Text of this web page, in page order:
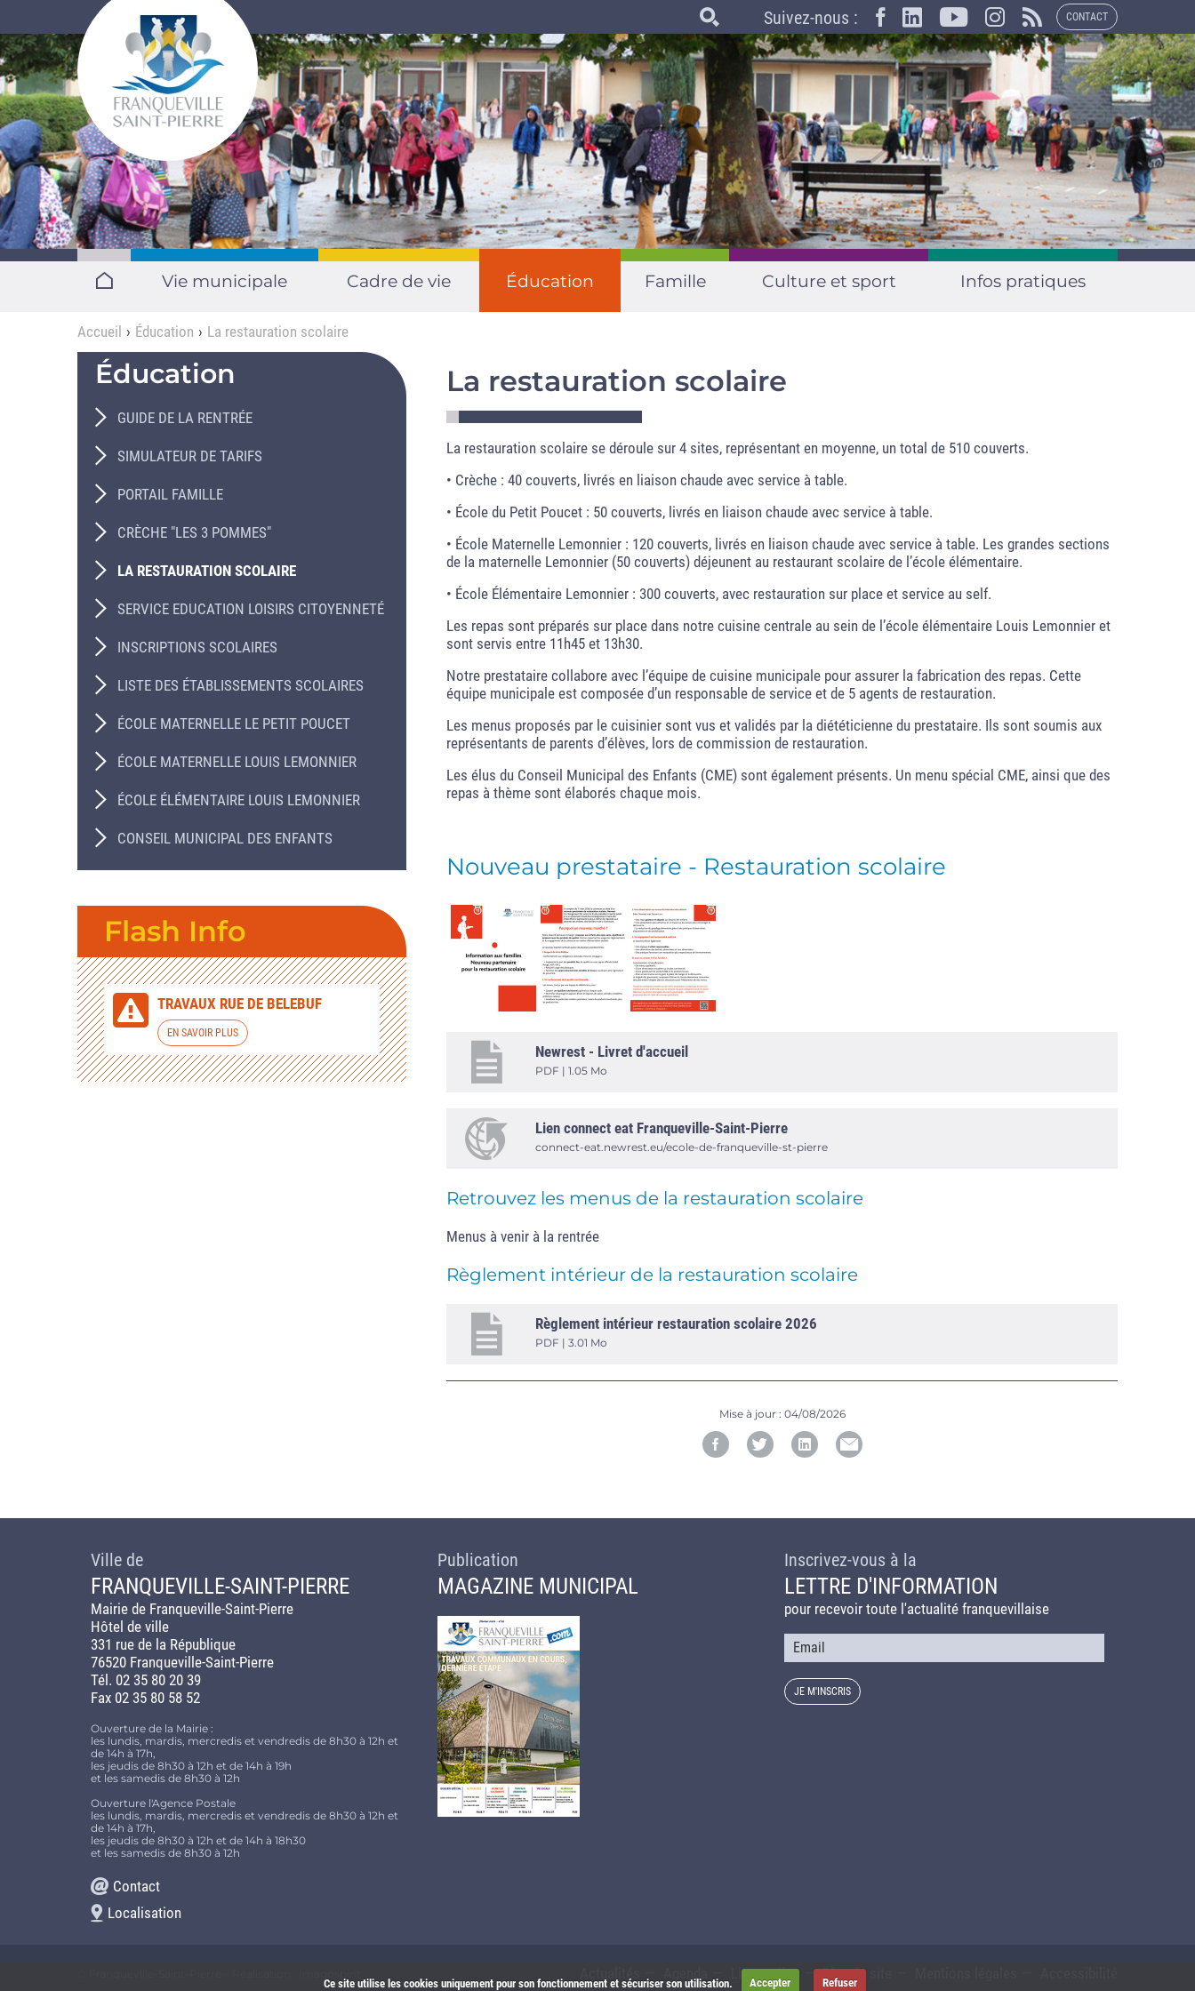
Ce site utilise les cookies uniquement pour son fonctionnement et sécuriser son utilisation. Accepter Refuser
Aller au contenu principal Suivez-nous : CONTACT
Vie municipale Cadre de vie Éducation Famille Culture et sport Infos pratiques
Accueil Éducation La restauration scolaire
La restauration scolaire
La restauration scolaire se déroule sur 4 sites, représentant en moyenne, un total de 510 couverts.
• Crèche : 40 couverts, livrés en liaison chaude avec service à table.
• École du Petit Poucet : 50 couverts, livrés en liaison chaude avec service à table.
• École Maternelle Lemonnier : 120 couverts, livrés en liaison chaude avec service à table. Les grandes sections
de la maternelle Lemonnier (50 couverts) déjeunent au restaurant scolaire de l’école élémentaire.
• École Élémentaire Lemonnier : 300 couverts, avec restauration sur place et service au self.
Les repas sont préparés sur place dans notre cuisine centrale au sein de l’école élémentaire Louis Lemonnier et
sont servis entre 11h45 et 13h30.
Notre prestataire collabore avec l’équipe de cuisine municipale pour assurer la fabrication des repas. Cette
équipe municipale est composée d’un responsable de service et de 5 agents de restauration.
Les menus proposés par le cuisinier sont vus et validés par la diététicienne du prestataire. Ils sont soumis aux
représentants de parents d’élèves, lors de commission de restauration.
Les élus du Conseil Municipal des Enfants (CME) sont également présents. Un menu spécial CME, ainsi que des
repas à thème sont élaborés chaque mois.
Nouveau prestataire - Restauration scolaire
Newrest - Livret d'accueil
PDF | 1.05 Mo
Lien connect eat Franqueville-Saint-Pierre
connect-eat.newrest.eu/ecole-de-franqueville-st-pierre
Retrouvez les menus de la restauration scolaire
Menus à venir à la rentrée
Règlement intérieur de la restauration scolaire
Règlement intérieur restauration scolaire 2026
PDF | 3.01 Mo
Mise à jour : 04/08/2026
Éducation
GUIDE DE LA RENTRÉE
SIMULATEUR DE TARIFS
PORTAIL FAMILLE
CRÈCHE "LES 3 POMMES"
LA RESTAURATION SCOLAIRE
SERVICE EDUCATION LOISIRS CITOYENNETÉ
INSCRIPTIONS SCOLAIRES
LISTE DES ÉTABLISSEMENTS SCOLAIRES
ÉCOLE MATERNELLE LE PETIT POUCET
ÉCOLE MATERNELLE LOUIS LEMONNIER
ÉCOLE ÉLÉMENTAIRE LOUIS LEMONNIER
CONSEIL MUNICIPAL DES ENFANTS
Flash Info
TRAVAUX RUE DE BELEBUF
EN SAVOIR PLUS
Ville de
FRANQUEVILLE-SAINT-PIERRE
Mairie de Franqueville-Saint-Pierre
Hôtel de ville
331 rue de la République
76520 Franqueville-Saint-Pierre
Tél. 02 35 80 20 39
Fax 02 35 80 58 52
Ouverture de la Mairie :
les lundis, mardis, mercredis et vendredis de 8h30 à 12h et
de 14h à 17h,
les jeudis de 8h30 à 12h et de 14h à 19h
et les samedis de 8h30 à 12h
Ouverture l'Agence Postale
les lundis, mardis, mercredis et vendredis de 8h30 à 12h et
de 14h à 17h,
les jeudis de 8h30 à 12h et de 14h à 18h30
et les samedis de 8h30 à 12h
Contact
Localisation
Publication
MAGAZINE MUNICIPAL
Inscrivez-vous à la
LETTRE D'INFORMATION
pour recevoir toute l'actualité franquevillaise
Courriel
Actualités Agenda Liens utiles Plan du site